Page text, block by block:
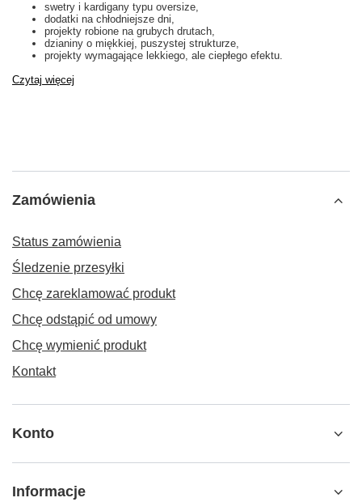
swetry i kardigany typu oversize,
dodatki na chłodniejsze dni,
projekty robione na grubych drutach,
dzianiny o miękkiej, puszystej strukturze,
projekty wymagające lekkiego, ale ciepłego efektu.
Czytaj więcej
Zamówienia
Status zamówienia
Śledzenie przesyłki
Chcę zareklamować produkt
Chcę odstąpić od umowy
Chcę wymienić produkt
Kontakt
Konto
Informacje